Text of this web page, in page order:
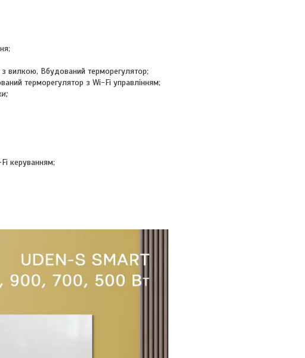
вилкою, Вбудований терморегулятор;
терморегулятор з Wi-Fi управлінням;
керуванням;